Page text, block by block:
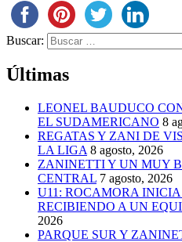
Buscar:
Últimas
LEONEL BAUDUCO
EL SUDAMERICANO 8
REGATAS Y ZANI DE
LA LIGA 8 agosto, 2026
ZANINETTI Y UN MUY
CENTRAL 7 agosto, 2026
U11: ROCAMORA
RECIBIENDO A UN
2026
PARQUE SUR Y